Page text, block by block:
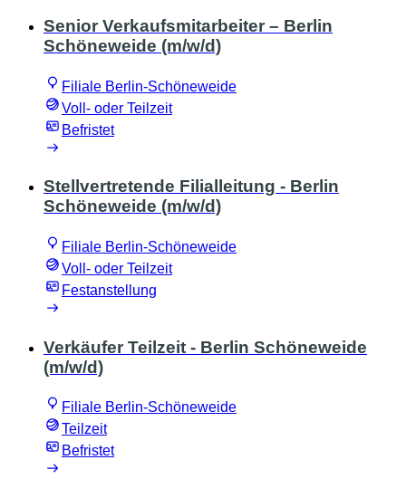
Senior Verkaufsmitarbeiter – Berlin
Schöneweide (m/w/d)
Filiale Berlin-Schöneweide
Voll- oder Teilzeit
Befristet
Stellvertretende Filialleitung - Berlin
Schöneweide (m/w/d)
Filiale Berlin-Schöneweide
Voll- oder Teilzeit
Festanstellung
Verkäufer Teilzeit - Berlin Schöneweide
(m/w/d)
Filiale Berlin-Schöneweide
Teilzeit
Befristet